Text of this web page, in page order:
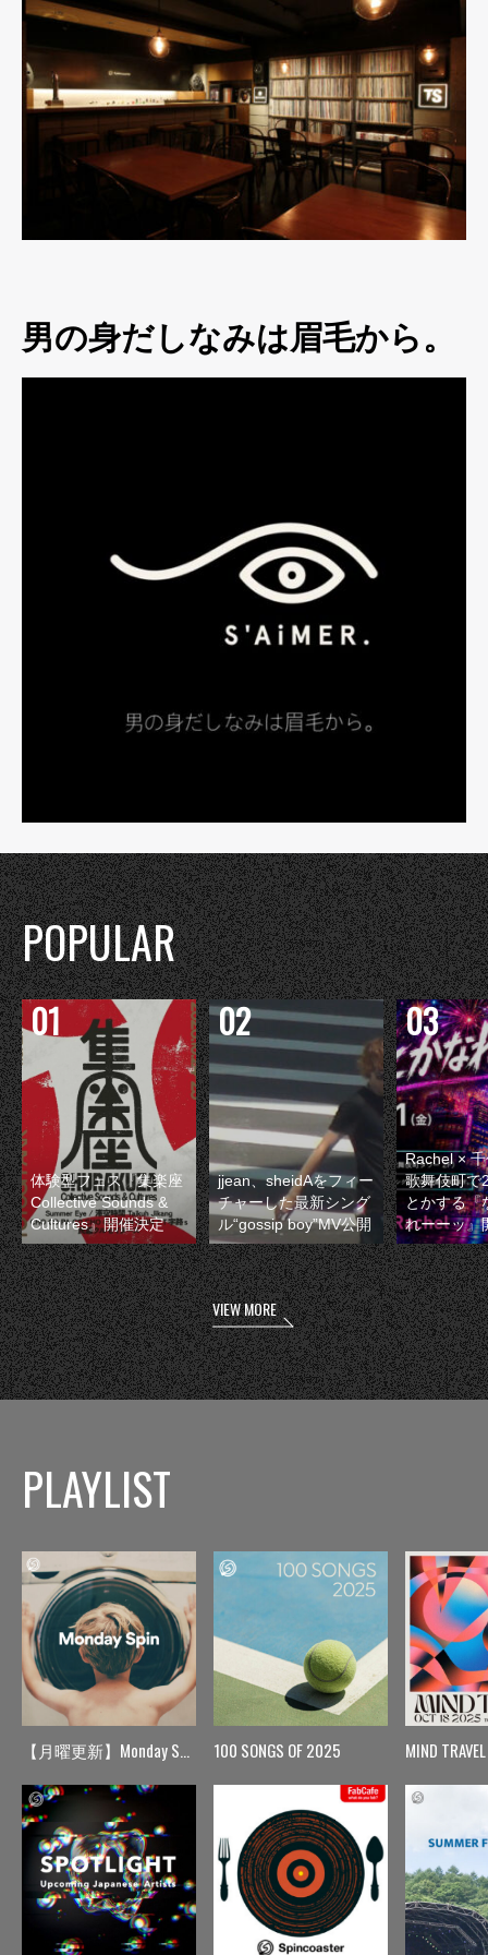
男の身だしなみは眉毛から。
POPULAR
体験型フェス『集楽座
Collective Sounds &
Cultures』開催決定
jjean、sheidAをフィー
チャーした最新シング
ル“gossip boy”MV公開
Rachel ×
歌舞伎町で
とかする『
れーーッ』
VIEW MORE
PLAYLIST
【月曜更新】Monday Spin 100 SONGS OF 2025 MIND TRAVEL